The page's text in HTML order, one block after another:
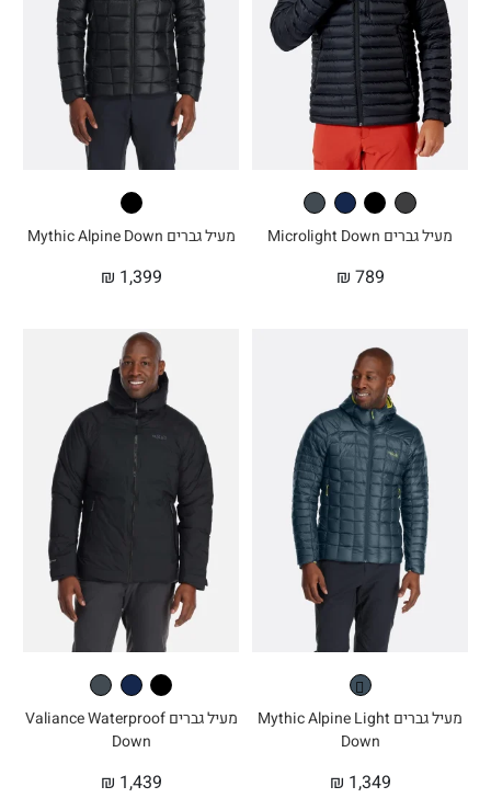
מעיל גברים Microlight Down
₪ 789
מעיל גברים Mythic Alpine Down
₪ 1,399
מעיל גברים Mythic Alpine Light
Down
₪ 1,349
מעיל גברים Valiance Waterproof
Down
₪ 1,439